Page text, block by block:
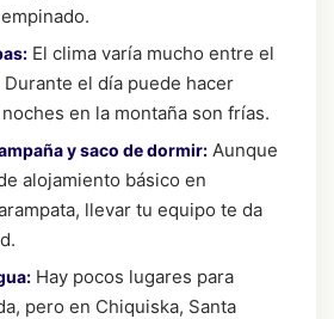
El clima varía mucho entre el
el día puede hacer
en la montaña son frías.
y saco de dormir: Aunque
alojamiento básico en
llevar tu equipo te da
Hay pocos lugares para
pero en Chiquiska, Santa